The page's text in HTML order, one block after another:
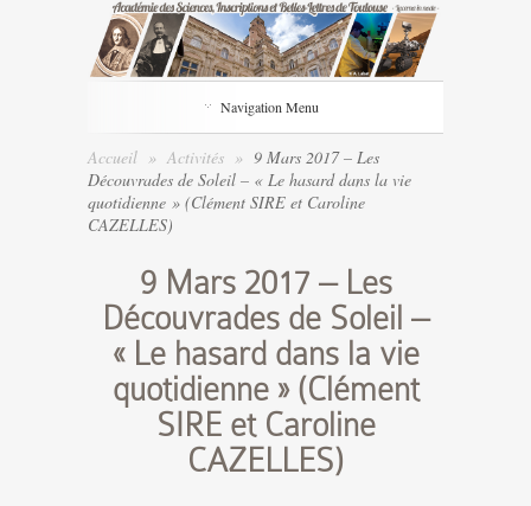
Navigation Menu
Accueil » Activités » 9 Mars 2017 – Les
Découvrades de Soleil – « Le hasard dans la vie
quotidienne » (Clément SIRE et Caroline
CAZELLES)
9 Mars 2017 – Les
Découvrades de Soleil –
« Le hasard dans la vie
quotidienne » (Clément
SIRE et Caroline
CAZELLES)